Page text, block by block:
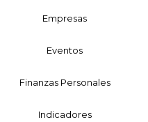
Empresas
Eventos
Finanzas Personales
Indicadores